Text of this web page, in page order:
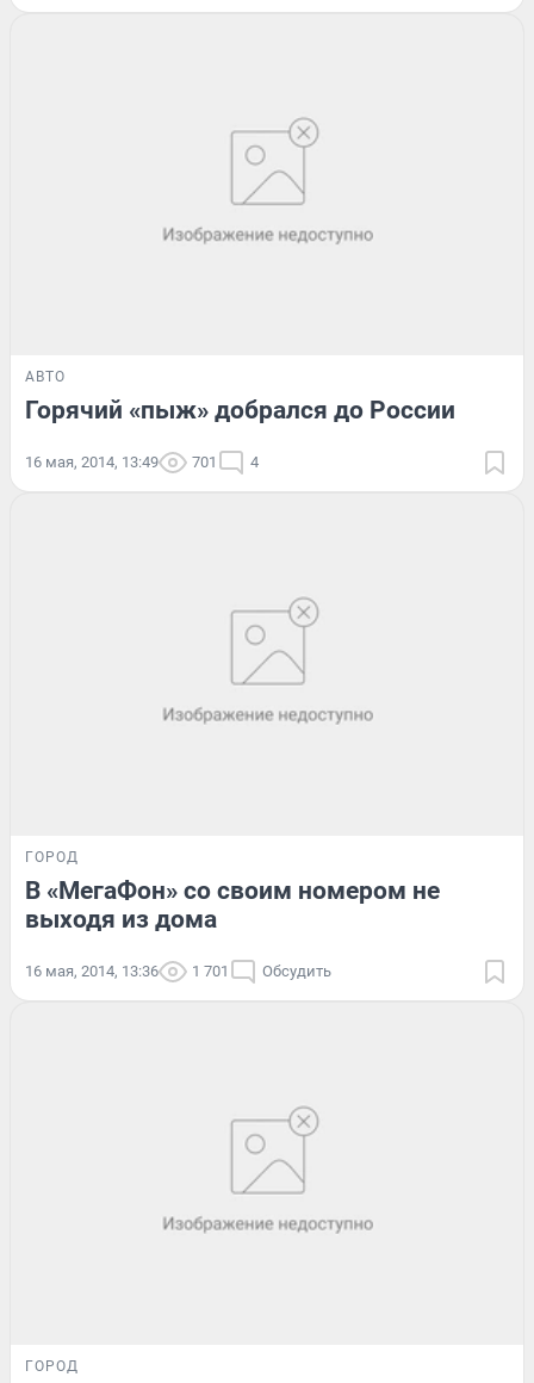
АВТО
Горячий «пыж» добрался до России
16 мая, 2014, 13:49 701 4
ГОРОД
В «МегаФон» со своим номером не
выходя из дома
16 мая, 2014, 13:36 1 701 Обсудить
ГОРОД